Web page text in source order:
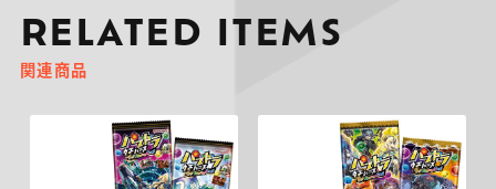
RELATED ITEMS
関連商品